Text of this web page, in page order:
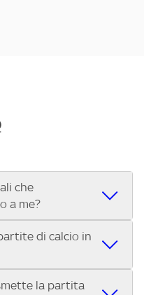
che
a me?
locale vicino a te per
la Serie C Sky Wifi, la
Europa League, la UEFA
1®, la MotoGP™ e
di calcio in
mostrano le partite
la partita